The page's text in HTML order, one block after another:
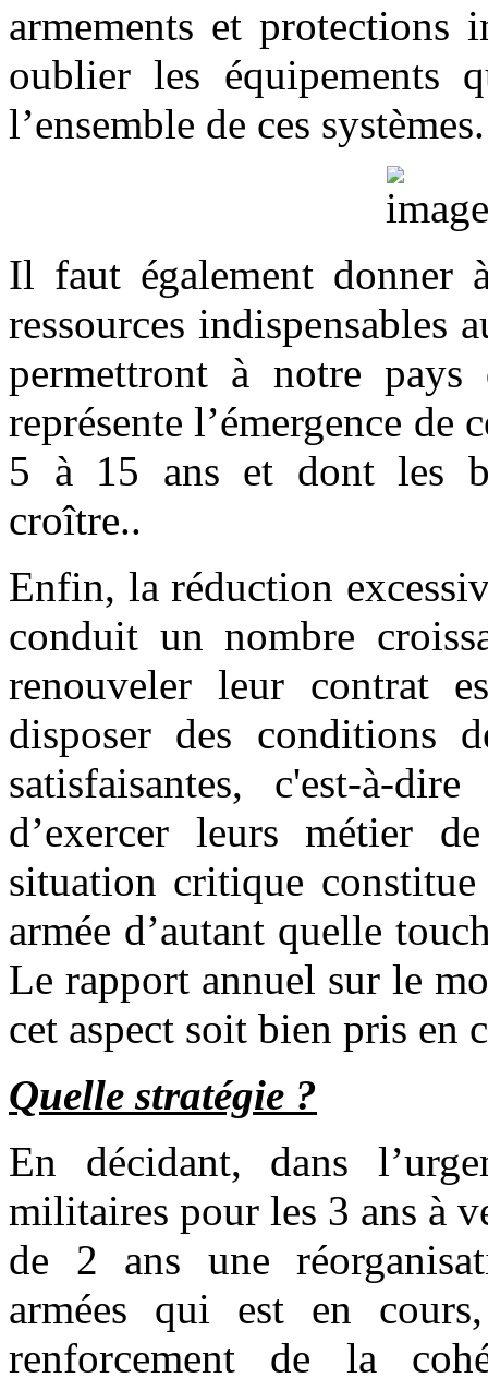
armements et protections
oublier les équipements
l’ensemble de ces systèmes.
Il faut également donner
ressources indispensables
permettront à notre
représente l’émergence de
5 à 15 ans et dont les
croître..
Enfin, la réduction
conduit un nombre
renouveler leur contrat
disposer des conditions
satisfaisantes, c'est-à-
d’exercer leurs métier
situation critique
armée d’autant quelle
Le rapport annuel sur le
cet aspect soit bien pris en
Quelle stratégie ?
En décidant, dans
militaires pour les 3 ans à
de 2 ans une
armées qui est en
renforcement de la